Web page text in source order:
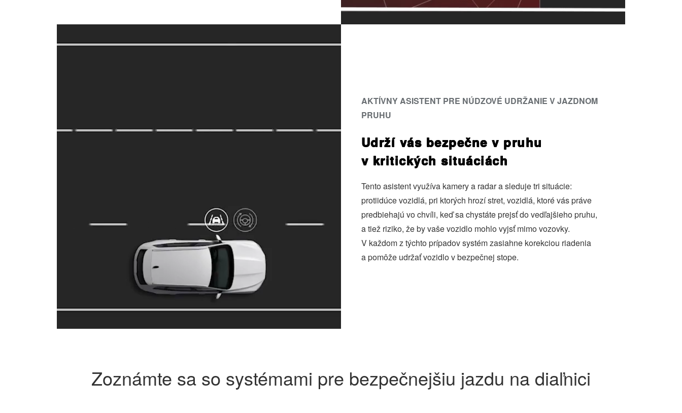
AKTÍVNY ASISTENT PRE NÚDZOVÉ UDRŽANIE V JAZDNOM
PRUHU
Udrží vás bezpečne v pruhu
v kritických situáciách
Tento asistent využíva kamery a radar a sleduje tri situácie:
protiidúce vozidlá, pri ktorých hrozí stret, vozidlá, ktoré vás práve
predbiehajú vo chvíli, keď sa chystáte prejsť do vedľajšieho pruhu,
a tiež riziko, že by vaše vozidlo mohlo vyjsť mimo vozovky.
V každom z týchto prípadov systém zasiahne korekciou riadenia
a pomôže udržať vozidlo v bezpečnej stope.
Zoznámte sa so systémami pre bezpečnejšiu jazdu na diaľnici